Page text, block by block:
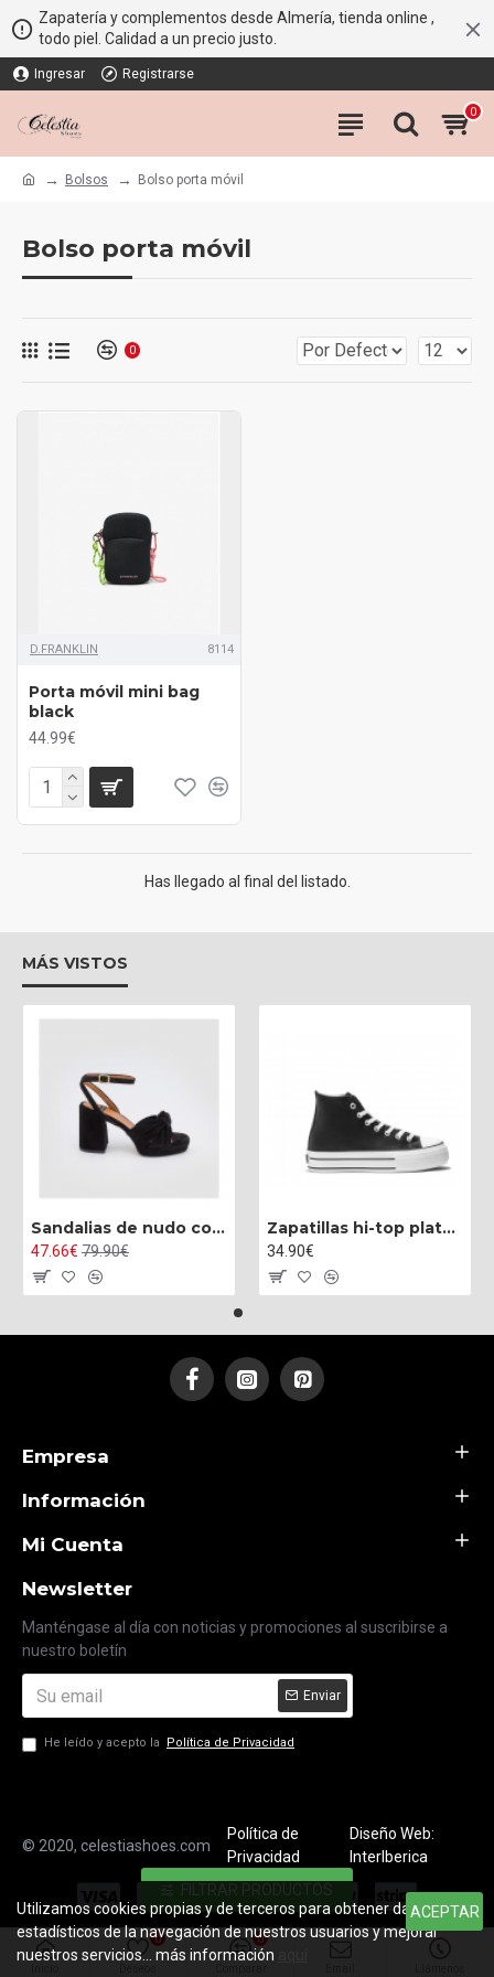
Zapatería y complementos desde Almería, tienda online ,
todo piel. Calidad a un precio justo.
Ingresar Registrarse
0
Bolsos Bolso porta móvil
Bolso porta móvil
0
D.FRANKLIN 8114
Porta móvil mini bag
black
44.99€
Has llegado al final del listado.
MÁS VISTOS
Sandalias de nudo con tacón alto ancho y plataforma
47.66€ 79.90€
Zapatillas hi-top plataforma napa negro
34.90€
Empresa
Información
Mi Cuenta
Newsletter
Manténgase al día con noticias y promociones al suscribirse a
nuestro boletín
Enviar
He leído y acepto la Política de Privacidad
© 2020, celestiashoes.com
Política de
Privacidad
Diseño Web:
InterIberica
0 0
ACEPTAR
Utilizamos cookies propias y de terceros para obtener datos
estadísticos de la navegación de nuestros usuarios y mejorar
nuestros servicios... más información
FILTRAR PRODUCTOS